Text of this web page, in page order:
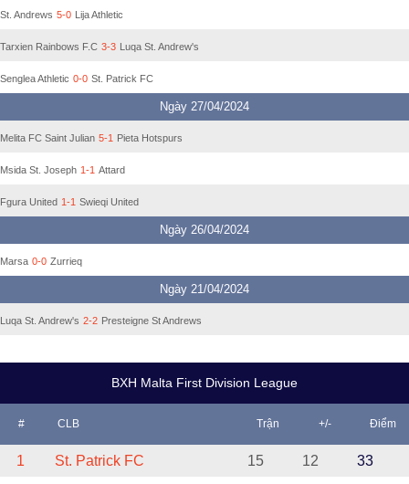
St. Andrews 5-0 Lija Athletic
Tarxien Rainbows F.C 3-3 Luqa St. Andrew's
Senglea Athletic 0-0 St. Patrick FC
Ngày 27/04/2024
Melita FC Saint Julian 5-1 Pieta Hotspurs
Msida St. Joseph 1-1 Attard
Fgura United 1-1 Swieqi United
Ngày 26/04/2024
Marsa 0-0 Zurrieq
Ngày 21/04/2024
Luqa St. Andrew's 2-2 Presteigne St Andrews
BXH Malta First Division League
# CLB Trận +/- Điểm
1 St. Patrick FC 15 12 33